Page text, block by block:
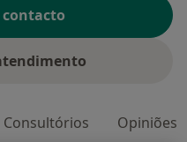
contacto
Consultórios Opiniões